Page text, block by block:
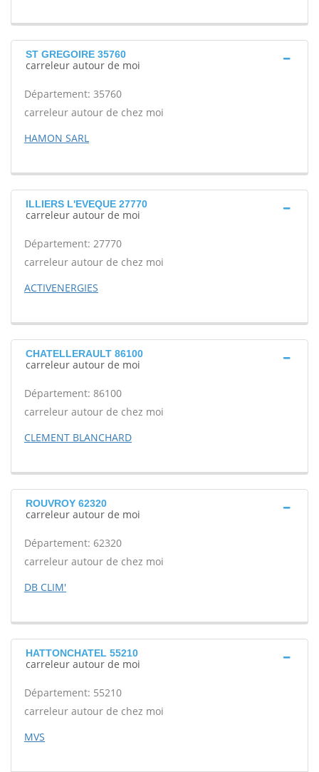
ST GREGOIRE 35760
carreleur autour de moi
Département: 35760
carreleur autour de chez moi
HAMON SARL
ILLIERS L'EVEQUE 27770
carreleur autour de moi
Département: 27770
carreleur autour de chez moi
ACTIVENERGIES
CHATELLERAULT 86100
carreleur autour de moi
Département: 86100
carreleur autour de chez moi
CLEMENT BLANCHARD
ROUVROY 62320
carreleur autour de moi
Département: 62320
carreleur autour de chez moi
DB CLIM'
HATTONCHATEL 55210
carreleur autour de moi
Département: 55210
carreleur autour de chez moi
MVS